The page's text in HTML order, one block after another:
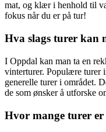
mat, og klær i henhold til
fokus når du er på tur!
Hva slags turer kan
I Oppdal kan man ta en
vinterturer. Populære turer
generelle turer i området.
de som ønsker å utforske
Hvor mange turer er